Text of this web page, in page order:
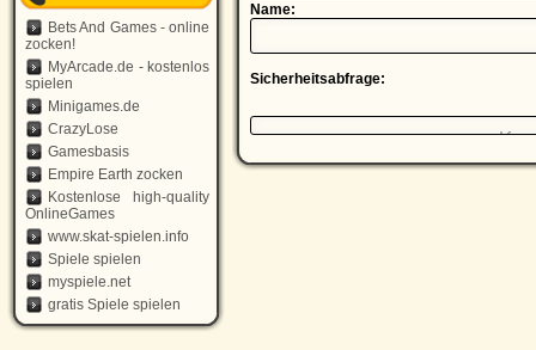
Bets And Games - online
zocken!
MyArcade.de - kostenlos
spielen
Minigames.de
CrazyLose
Gamesbasis
Empire Earth zocken
Kostenlose high-quality
OnlineGames
www.skat-spielen.info
Spiele spielen
myspiele.net
gratis Spiele spielen
Name:
Sicherheitsabfrage: